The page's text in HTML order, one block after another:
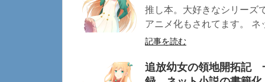
推し本。大好きなシリーズ
アニメ化もされてます。
記事を読む
追放幼女の領地開拓記